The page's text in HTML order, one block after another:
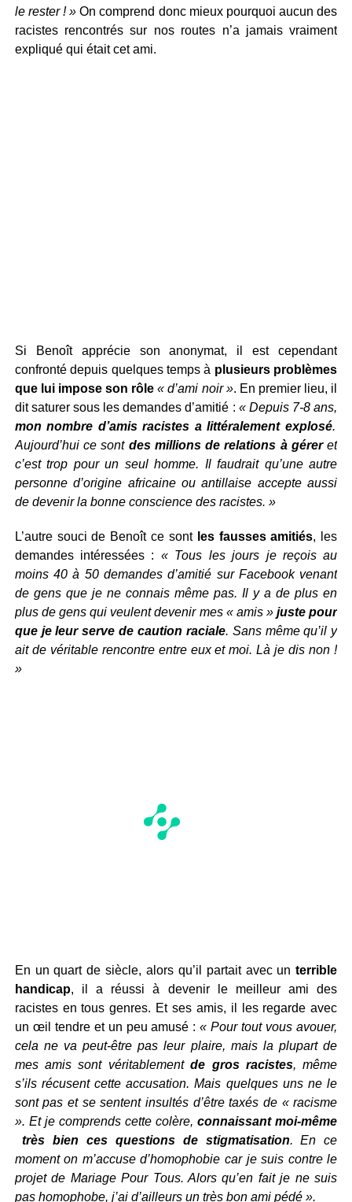
le rester ! » On comprend donc mieux pourquoi aucun des
racistes rencontrés sur nos routes n’a jamais vraiment
expliqué qui était cet ami.
Si Benoît apprécie son anonymat, il est cependant
confronté depuis quelques temps à plusieurs problèmes
que lui impose son rôle « d’ami noir ». En premier lieu, il
dit saturer sous les demandes d’amitié : « Depuis 7-8 ans,
mon nombre d’amis racistes a littéralement explosé.
Aujourd’hui ce sont des millions de relations à géreret
c’est trop pour un seul homme. Il faudrait qu’une autre
personne d’origine africaine ou antillaise accepte aussi
de devenir la bonne conscience des racistes. »
L’autre souci de Benoît ce sontles fausses amitiés, les
demandes intéressées : « Tous les jours je reçois au
moins 40 à 50 demandes d’amitié sur Facebook venant
de gens que je ne connais même pas. Il y a de plus en
plus de gens qui veulent devenir mes « amis » juste pour
que je leur serve de caution raciale. Sans même qu’il y
ait de véritable rencontre entre eux et moi. Là je dis non !
»
En un quart de siècle, alors qu’il partait avec un terrible
handicap, il a réussi à devenir le meilleur ami des
racistes en tous genres. Et ses amis, il les regarde avec
un œil tendre et un peu amusé :« Pour tout vous avouer,
cela ne va peut-être pas leur plaire, mais la plupart de
mes amis sont véritablementde gros racistes, même
s’ils récusent cette accusation. Mais quelques uns ne le
sont pas et se sentent insultés d’être taxés de « racisme
». Et je comprends cette colère,connaissant moi-même
très bien ces questions de stigmatisation. En ce
moment on m’accuse d’homophobie car je suis contre le
projet de Mariage Pour Tous. Alors qu’en fait je ne suis
pas homophobe, j’ai d’ailleurs un très bon ami pédé ».